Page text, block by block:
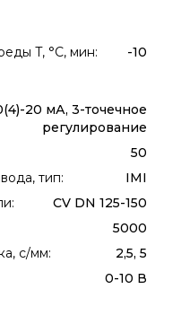
T, °C, мин: -10
20 мА, 3-точечное
регулирование
50
тип:
IMI
:
CV DN 125-150
5000
с/мм:
2,5, 5
0-10 В